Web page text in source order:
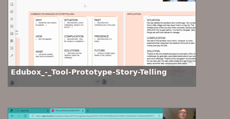
Edubox_-_Tool-Prototype-Story-Telling